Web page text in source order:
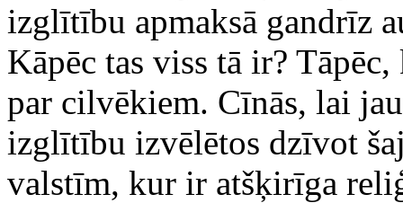
izglītību apmaksā gandrīz
Kāpēc tas viss tā ir?
par cilvēkiem. Cīnās, lai
izglītību izvēlētos dzīvot
valstīm, kur ir atšķirīga